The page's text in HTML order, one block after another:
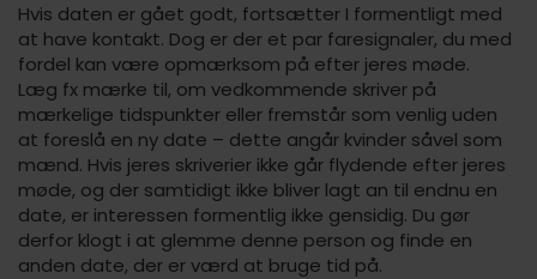
Hvis daten er gået godt, fortsætter I formentligt med
at have kontakt. Dog er der et par faresignaler, du med
fordel kan være opmærksom på efter jeres møde.
Læg fx mærke til, om vedkommende skriver på
mærkelige tidspunkter eller fremstår som venlig uden
at foreslå en ny date – dette angår kvinder såvel som
mænd. Hvis jeres skriverier ikke går flydende efter jeres
møde, og der samtidigt ikke bliver lagt an til endnu en
date, er interessen formentlig ikke gensidig. Du gør
derfor klogt i at glemme denne person og finde en
anden date, der er værd at bruge tid på.